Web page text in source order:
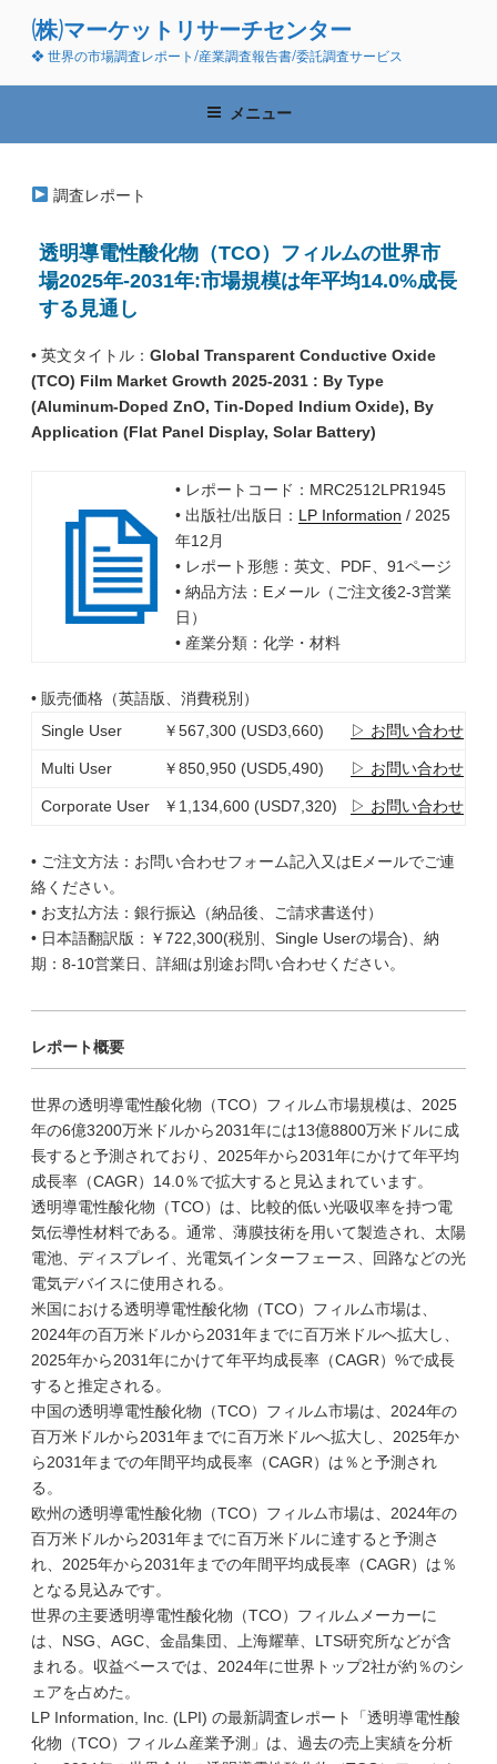
ン
(株)マーケットリサーチセンター
❖ 世界の市場調査レポート/産業調査報告書/委託調査サービス
メニュー
調査レポート
透明導電性酸化物（TCO）フィルムの世界市
場2025年-2031年:市場規模は年平均14.0%成長
する見通し
• 英文タイトル： Global Transparent Conductive Oxide
(TCO) Film Market Growth 2025-2031 : By Type
(Aluminum-Doped ZnO, Tin-Doped Indium Oxide), By
Application (Flat Panel Display, Solar Battery)
• レポートコード：MRC2512LPR1945
• 出版社/出版日： LP Information / 2025
年12月
• レポート形態：英文、PDF、91ページ
• 納品方法：Eメール（ご注文後2-3営業
日）
• 産業分類：化学・材料
• 販売価格（英語版、消費税別）
Single User
￥567,300 (USD3,660) ▷ お問い合わせ
Multi User ￥850,950 (USD5,490) ▷ お問い合わせ
Corporate User ￥1,134,600 (USD7,320) ▷ お問い合わせ
• ご注文方法：お問い合わせフォーム記入又はEメールでご連
絡ください。
• お支払方法：銀行振込（納品後、ご請求書送付）
• 日本語翻訳版：￥722,300(税別、Single Userの場合)、納
期：8-10営業日、詳細は別途お問い合わせください。
レポート概要
世界の透明導電性酸化物（TCO）フィルム市場規模は、2025
年の6億3200万米ドルから2031年には13億8800万米ドルに成
長すると予測されており、2025年から2031年にかけて年平均
成長率（CAGR）14.0％で拡大すると見込まれています。
透明導電性酸化物（TCO）は、比較的低い光吸収率を持つ電
気伝導性材料である。通常、薄膜技術を用いて製造され、太陽
電池、ディスプレイ、光電気インターフェース、回路などの光
電気デバイスに使用される。
米国における透明導電性酸化物（TCO）フィルム市場は、
2024年の百万米ドルから2031年までに百万米ドルへ拡大し、
2025年から2031年にかけて年平均成長率（CAGR）%で成長
すると推定される。
中国の透明導電性酸化物（TCO）フィルム市場は、2024年の
百万米ドルから2031年までに百万米ドルへ拡大し、2025年か
ら2031年までの年間平均成長率（CAGR）は％と予測され
る。
欧州の透明導電性酸化物（TCO）フィルム市場は、2024年の
百万米ドルから2031年までに百万米ドルに達すると予測さ
れ、2025年から2031年までの年間平均成長率（CAGR）は％
となる見込みです。
世界の主要透明導電性酸化物（TCO）フィルムメーカーに
は、NSG、AGC、金晶集団、上海耀華、LTS研究所などが含
まれる。収益ベースでは、2024年に世界トップ2社が約％のシ
ェアを占めた。
LP Information, Inc. (LPI) の最新調査レポート「透明導電性酸
化物（TCO）フィルム産業予測」は、過去の売上実績を分析